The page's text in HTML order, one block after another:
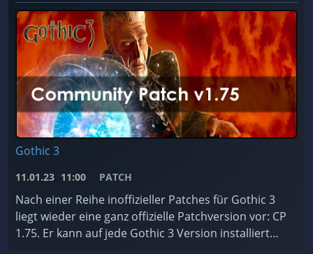
Gothic 3
11.01.23 11:00 PATCH
Nach einer Reihe inoffizieller Patches für Gothic 3
liegt wieder eine ganz offizielle Patchversion vor: CP
1.75. Er kann auf jede Gothic 3 Version installiert